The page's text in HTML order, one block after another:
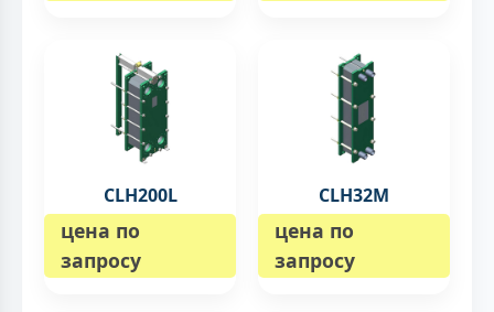
CLH200L
цена по
запросу
CLH32M
цена по
запросу